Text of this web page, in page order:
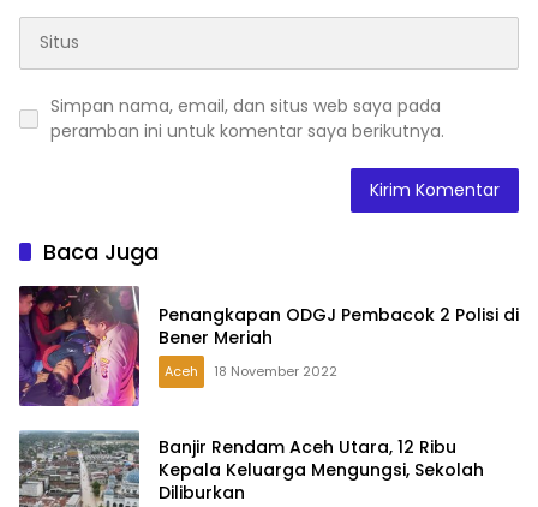
Simpan nama, email, dan situs web saya pada
peramban ini untuk komentar saya berikutnya.
Baca Juga
Penangkapan ODGJ Pembacok 2 Polisi di
Bener Meriah
Aceh 18 November 2022
Banjir Rendam Aceh Utara, 12 Ribu
Kepala Keluarga Mengungsi, Sekolah
Diliburkan